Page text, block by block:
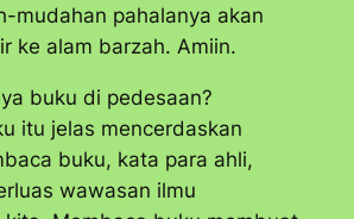
mudahan pahalanya akan
ke alam barzah. Amiin.
buku di pedesaan?
itu jelas mencerdaskan
buku, kata para ahli,
wawasan ilmu